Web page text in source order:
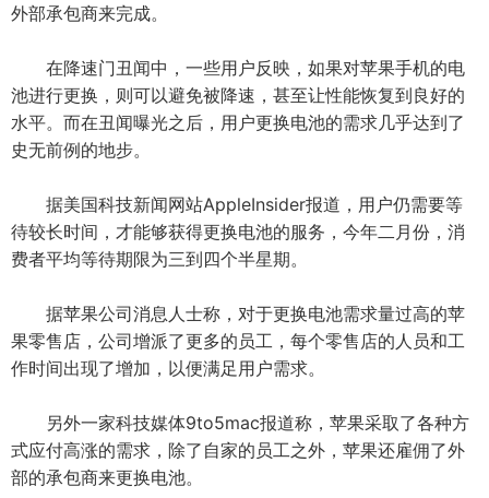
外部承包商来完成。
在降速门丑闻中，一些用户反映，如果对苹果手机的电
池进行更换，则可以避免被降速，甚至让性能恢复到良好的
水平。而在丑闻曝光之后，用户更换电池的需求几乎达到了
史无前例的地步。
据美国科技新闻网站AppleInsider报道，用户仍需要等
待较长时间，才能够获得更换电池的服务，今年二月份，消
费者平均等待期限为三到四个半星期。
据苹果公司消息人士称，对于更换电池需求量过高的苹
果零售店，公司增派了更多的员工，每个零售店的人员和工
作时间出现了增加，以便满足用户需求。
另外一家科技媒体9to5mac报道称，苹果采取了各种方
式应付高涨的需求，除了自家的员工之外，苹果还雇佣了外
部的承包商来更换电池。